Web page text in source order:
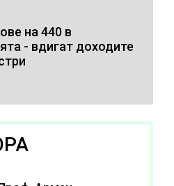
на 440 в
- вдигат доходите